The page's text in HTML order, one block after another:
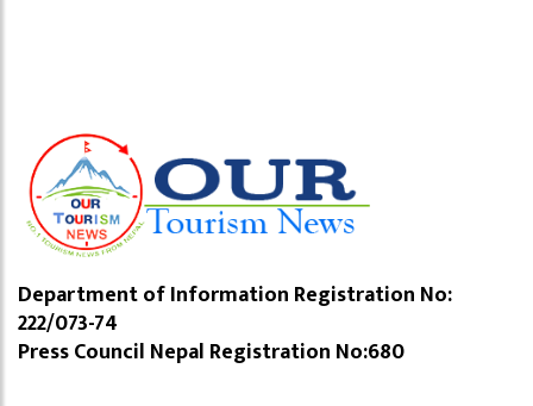
Department of Information Registration No:
222/073-74
Press Council Nepal Registration No:680